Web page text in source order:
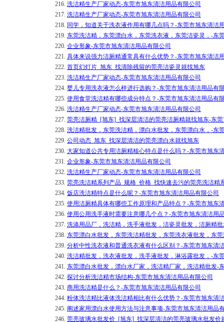
216. 洗洁精生产厂家动态-东莞市旭东清洁用品有限公司
217. 洗洁精生产厂家动态-东莞市旭东清洁用品有限公司
218. 同学，知道关于洗衣液作用有哪几点吗？-东莞市旭东清洁
219. 东莞洗洁精，东莞漂白水，东莞洗衣液，东莞洁瓷灵，-东
220. 企业形象-东莞市旭东清洁用品有限公司
221. 具体来说强力洁厕精通常具有什么优势？-东莞市旭东清洁
222. 首页幻灯片_旭东_找清除残留的莞亮洁瓷灵就找旭东
223. 洗洁精生产厂家动态-东莞市旭东清洁用品有限公司
224. 婴儿专用洗衣液怎么样进行选购？-东莞市旭东清洁用品有
225. 使用食堂洗洁精有哪些成分特点？-东莞市旭东清洁用品有
226. 洗洁精生产厂家动态-东莞市旭东清洁用品有限公司
227. 莞亮洁厕精_[旭东]_找深层清洁的莞亮洁厕精就找旭东-东
228. 洗洁精批发，东莞洗洁精，漂白水批发，东莞漂白水，-东
229. 公司动态_旭东_找深层清洁的莞亮漂白水就找旭东
230. 大家知道公共专用洁厕精核心特点是什么吗？-东莞市旭东
231. 企业形象-东莞市旭东清洁用品有限公司
232. 洗洁精生产厂家动态-东莞市旭东清洁用品有限公司
233. 莞亮洗洁精系列产品_规格_价格_找快速去污的莞亮洗洁
234. 饭店洗洁精特点是什么呢？-东莞市旭东清洁用品有限公司
235. 使用洁厕精具体有哪些工作原理和产品特点？-东莞市旭东
236. 使用公用洗手液时需要注意哪几个点？-东莞市旭东清洁用
237. 洗涤用品厂，洗洁精，洗手液批发，洁瓷灵批发，洁厕精
238. 东莞漂白水批发，东莞洗洁精批发，东莞洗衣液批发，东
239. 分析中性洗衣液和普通洗衣液有什么区别？-东莞市旭东清
240. 洗洁精批发，洗衣液批发，洗手液批发，淋浴露批发，-东
241. 东莞漂白水批发，漂白水厂家，洗洁精厂家，洗洁精批发-
242. 探讨分析洗洁精市场结构-东莞市旭东清洁用品有限公司
243. 商用洗洁精是什么？-东莞市旭东清洁用品有限公司
244. 粉体洗洁精比液体洗洁精相比有什么优势？-东莞市旭东清
245. 阐述家用漂白水使用方法与注意事项-东莞市旭东清洁用品
246. 莞亮玻璃水批发价_[旭东]_找深层清洁的莞亮玻璃水批发